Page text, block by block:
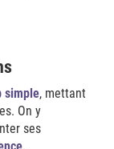
simple, mettant
On y
ses